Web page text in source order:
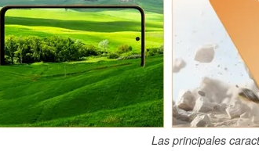
Las principales